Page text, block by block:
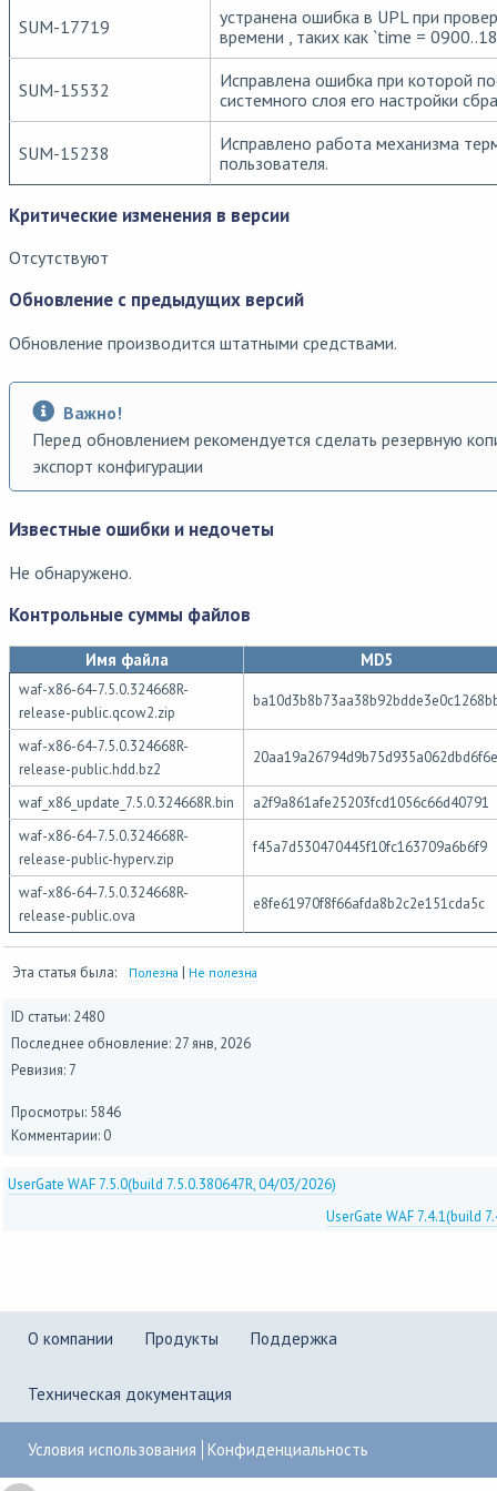
SUM-17719
устранена ошибка в UPL при
времени , таких как `time =
SUM-15532
Исправлена ошибка при которой
системного слоя его настройки
SUM-15238
Исправлено работа механизма
пользователя.
Критические изменения в версии
Отсутствуют
Обновление с предыдущих версий
Обновление производится штатными средствами.
Важно!
Перед обновлением рекомендуется сделать резервную
экспорт конфигурации
Известные ошибки и недочеты
Не обнаружено.
Контрольные суммы файлов
Имя файла MD5
waf-x86-64-7.5.0.324668R-
release-public.qcow2.zip
waf-x86-64-7.5.0.324668R-
release-public.hdd.bz2
20aa19a26794d9b75d935a062dbd6f6e
waf_x86_update_7.5.0.324668R.bin
a2f9a861afe25203fcd1056c66d40791
waf-x86-64-7.5.0.324668R-
release-public-hyperv.zip
f45a7d530470445f10fc163709a6b6f9
waf-x86-64-7.5.0.324668R-
release-public.ova
e8fe61970f8f66afda8b2c2e151cda5c
Эта статья была: Полезна | Не полезна
ID статьи: 2480
Последнее обновление: 27 янв, 2026
Ревизия: 7
Просмотры: 5846
Комментарии: 0
UserGate WAF 7.5.0(build 7.5.0.380647R, 04/03/2026)
UserGate WAF 7.4.1(build
О компании Продукты Поддержка
Техническая документация
Условия использования Конфиденциальность